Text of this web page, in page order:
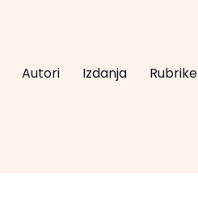
Autori Izdanja Rubrike